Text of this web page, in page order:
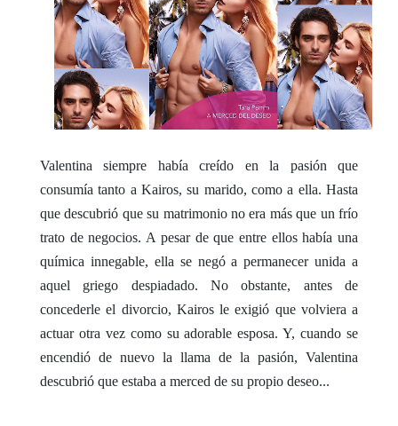
Valentina siempre había creído en la pasión que
consumía tanto a Kairos, su marido, como a ella. Hasta
que descubrió que su matrimonio no era más que un frío
trato de negocios. A pesar de que entre ellos había una
química innegable, ella se negó a permanecer unida a
aquel griego despiadado. No obstante, antes de
concederle el divorcio, Kairos le exigió que volviera a
actuar otra vez como su adorable esposa. Y, cuando se
encendió de nuevo la llama de la pasión, Valentina
descubrió que estaba a merced de su propio deseo...